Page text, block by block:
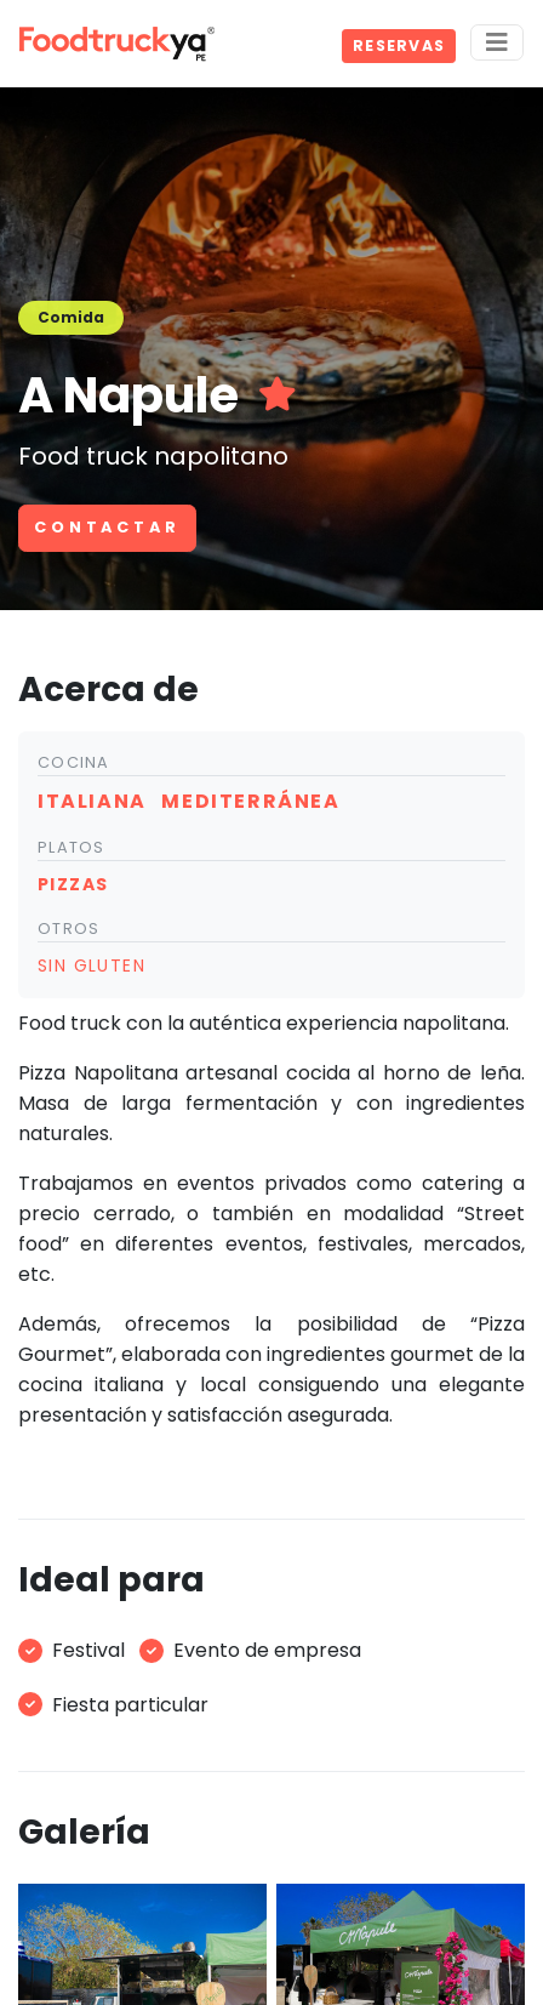
RESERVAS
Comida
A Napule
Food truck napolitano
CONTACTAR
Acerca de
COCINA
ITALIANA MEDITERRÁNEA
PLATOS
PIZZAS
OTROS
SIN GLUTEN
Food truck con la auténtica experiencia napolitana.
Pizza Napolitana artesanal cocida al horno de leña.
Masa de larga fermentación y con ingredientes
naturales.
Trabajamos en eventos privados como catering a
precio cerrado, o también en modalidad “Street
food” en diferentes eventos, festivales, mercados,
etc.
Además, ofrecemos la posibilidad de “Pizza
Gourmet”, elaborada con ingredientes gourmet de la
cocina italiana y local consiguendo una elegante
presentación y satisfacción asegurada.
Ideal para
Festival
Evento de empresa
Fiesta particular
Galería